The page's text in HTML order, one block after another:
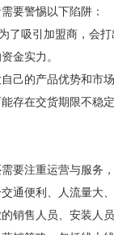
警惕以下陷阱：
吸引加盟商，会打
金实力。
的产品优势和市场
在交货期限不稳定
注重运营与服务，
便利、人流量大、
售人员、安装人员